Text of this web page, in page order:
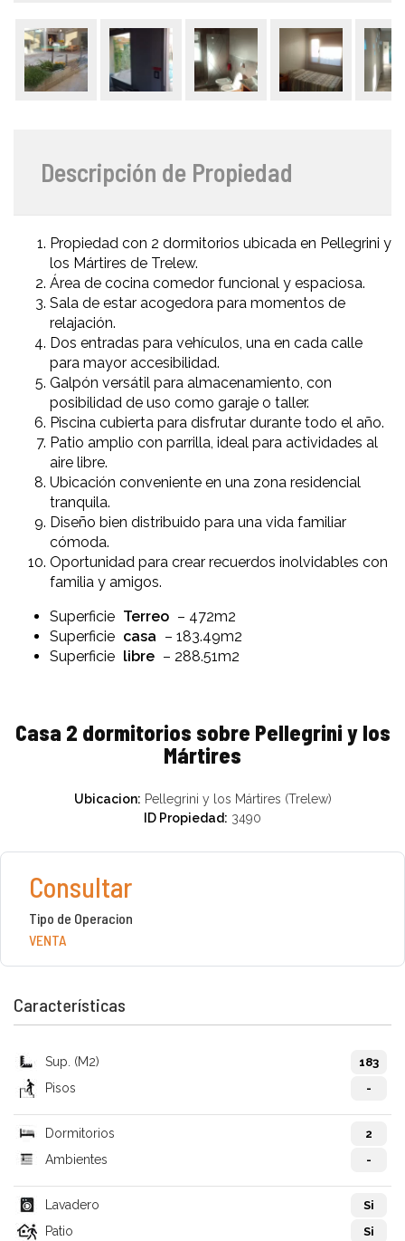
Descripción de Propiedad
Propiedad con 2 dormitorios ubicada en Pellegrini y
los Mártires de Trelew.
Área de cocina comedor funcional y espaciosa.
Sala de estar acogedora para momentos de
relajación.
Dos entradas para vehículos, una en cada calle
para mayor accesibilidad.
Galpón versátil para almacenamiento, con
posibilidad de uso como garaje o taller.
Piscina cubierta para disfrutar durante todo el año.
Patio amplio con parrilla, ideal para actividades al
aire libre.
Ubicación conveniente en una zona residencial
tranquila.
Diseño bien distribuido para una vida familiar
cómoda.
Oportunidad para crear recuerdos inolvidables con
familia y amigos.
Superficie Terreo – 472m2
Superficie casa – 183.49m2
Superficie libre – 288.51m2
Casa 2 dormitorios sobre Pellegrini y los
Mártires
Ubicacion: Pellegrini y los Mártires (Trelew)
ID Propiedad: 3490
Consultar
Tipo de Operacion
VENTA
Características
Sup. (M2) 183
Pisos -
Dormitorios 2
Ambientes -
Lavadero Si
Patio Si